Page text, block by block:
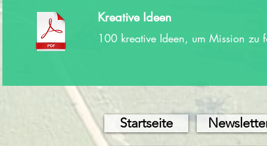
Kreative Ideen
100 kreative Ideen, um Mission zu
Startseite